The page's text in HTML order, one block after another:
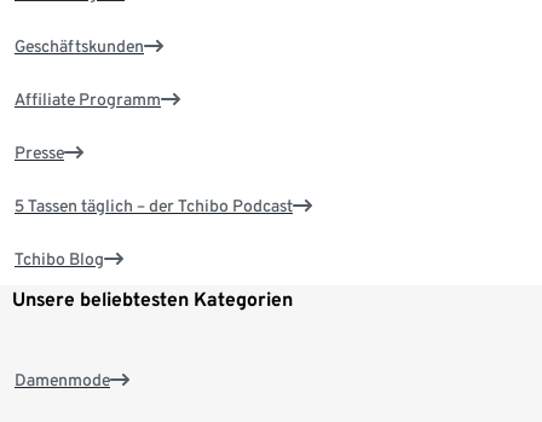
Geschäftskunden
Affiliate Programm
Presse
5 Tassen täglich – der Tchibo Podcast
Tchibo Blog
Unsere beliebtesten Kategorien
Damenmode